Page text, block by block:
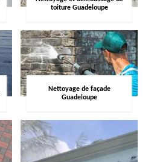
toiture Guadeloupe
Nettoyage de façade
Guadeloupe